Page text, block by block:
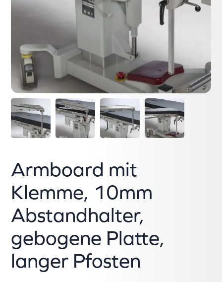
Armboard mit
Klemme, 10mm
Abstandhalter,
gebogene Platte,
langer Pfosten